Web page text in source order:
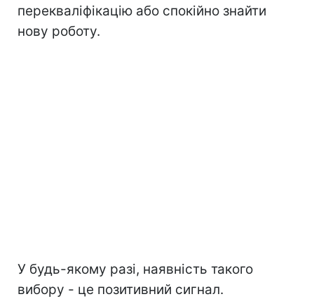
перекваліфікацію або спокійно знайти
нову роботу.
У будь-якому разі, наявність такого
вибору - це позитивний сигнал.